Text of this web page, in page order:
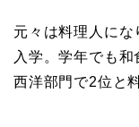
元々は料理人にな
入学。学年でも和
西洋部門で2位と